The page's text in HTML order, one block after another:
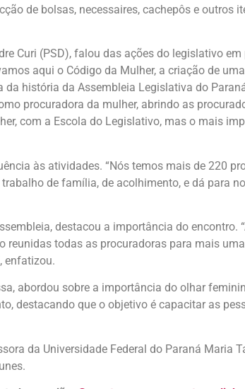
de bolsas, necessaires, cachepôs e outros
Curi (PSD), falou das ações do legislativo em
aqui o Código da Mulher, a criação de
história da Assembleia Legislativa do
procuradora da mulher, abrindo as
com a Escola do Legislativo, mas o mais
às atividades. “Nós temos mais de 220
de família, de acolhimento, e dá para
destacou a importância do encontro.
todas as procuradoras para mais
enfatizou.
abordou sobre a importância do olhar
destacando que o objetivo é capacitar as
da Universidade Federal do Paraná Maria